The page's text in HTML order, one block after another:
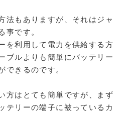
法もありますが、それはジャ
事です。
を利用して電力を供給する方
ブルよりも簡単にバッテリー
できるのです。
方はとても簡単ですが、まず
テリーの端子に被っているカ
の
リ
処
法